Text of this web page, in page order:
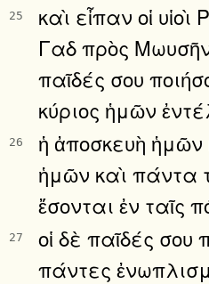
25
καὶ εἶπαν οἱ υἱοὶ
Γαδ πρὸς
παῖδές σου
κύριος ἡμῶν
26
ἡ ἀποσκευὴ ἡμῶν
ἡμῶν καὶ πάντα
ἔσονται ἐν ταῖς
27
οἱ δὲ παῖδές
πάντες